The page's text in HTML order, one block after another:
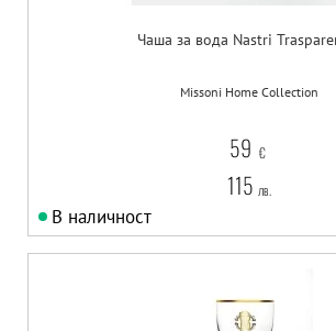
Чаша за вода Nastri
Missoni Home Collection
59 €
115 лв.
В наличност